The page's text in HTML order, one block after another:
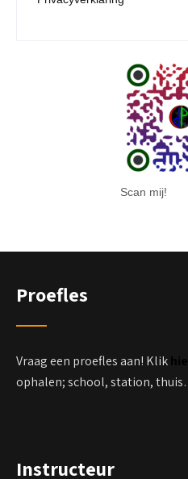
Scan mij!
Proefles
Vraag een proefles aan! Klik
ophalen; school, station,
Instructeur